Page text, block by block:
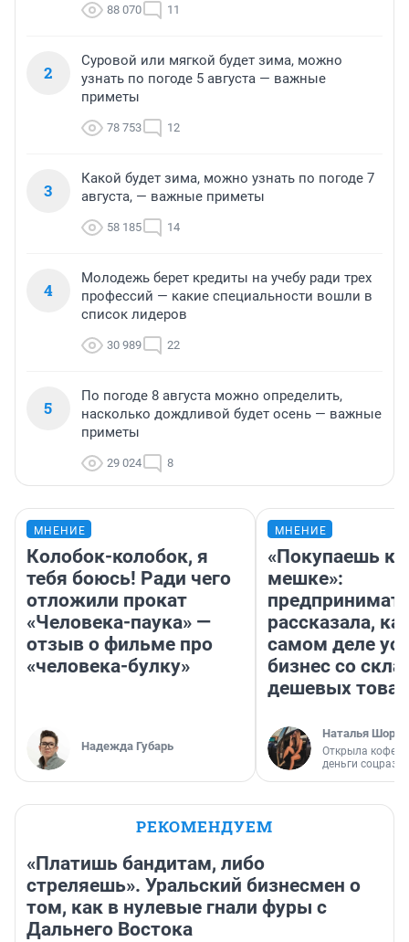
88 070 11
2
Суровой или мягкой будет зима, можно
узнать по погоде 5 августа — важные
приметы
78 753 12
3
Какой будет зима, можно узнать по погоде 7
августа, — важные приметы
58 185 14
4
Молодежь берет кредиты на учебу ради трех
профессий — какие специальности вошли в
список лидеров
30 989 22
5
По погоде 8 августа можно определить,
насколько дождливой будет осень — важные
приметы
29 024 8
МНЕНИЕ
Колобок-колобок, я
тебя боюсь! Ради чего
отложили прокат
«Человека-паука» —
отзыв о фильме про
«человека-булку»
Надежда Губарь
МНЕНИЕ
«Покупаешь
мешке»:
рассказала,
самом деле
бизнес со
дешевых
Наталья
Открыла
деньги
РЕКОМЕНДУЕМ
«Платишь бандитам, либо
стреляешь». Уральский бизнесмен о
том, как в нулевые гнали фуры с
Дальнего Востока